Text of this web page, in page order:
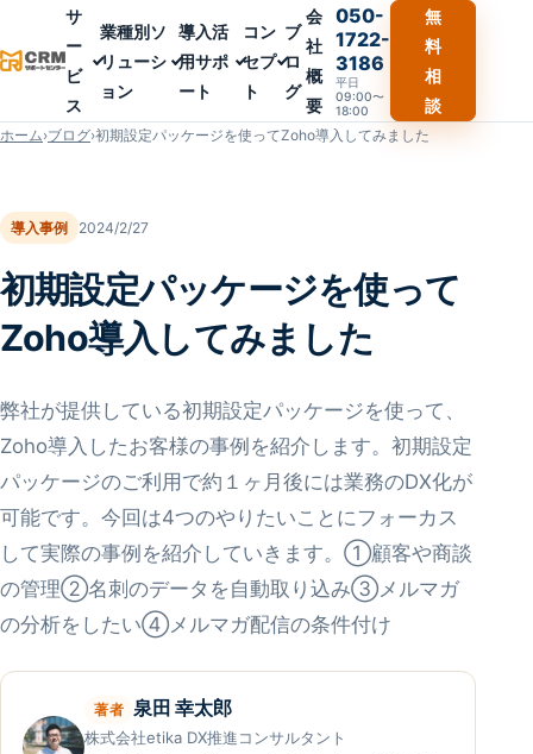
サ
ー
ビ
ス
業種別ソ
リューシ
ョン
導入活
用サポ
ート
コン
セプ
ト
ブ
ロ
グ
会
社
概
要
050-
1722-
3186
平日
09:00〜
18:00
無
料
相
談
ホーム›ブログ›初期設定パッケージを使ってZoho導入してみました
導入事例 2024/2/27
初期設定パッケージを使って
Zoho導入してみました
弊社が提供している初期設定パッケージを使って、
Zoho導入したお客様の事例を紹介します。初期設定
パッケージのご利用で約１ヶ月後には業務のDX化が
可能です。今回は4つのやりたいことにフォーカス
して実際の事例を紹介していきます。①顧客や商談
の管理②名刺のデータを自動取り込み③メルマガ
の分析をしたい④メルマガ配信の条件付け
著者 泉田 幸太郎
株式会社etika DX推進コンサルタント